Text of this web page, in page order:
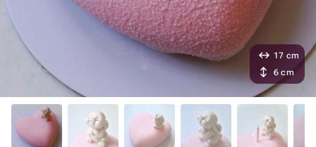
17 cm
6 cm